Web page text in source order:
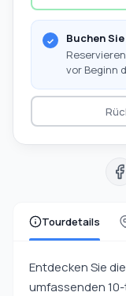
Tourdetails
Entdecken Sie
umfassenden
Buchen
vor Beginn